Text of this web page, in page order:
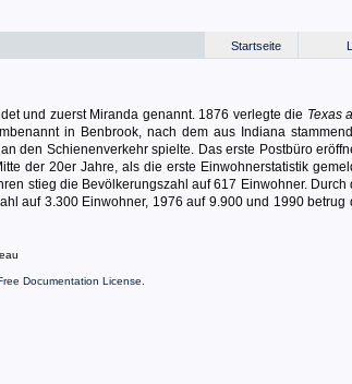
Startseite
und zuerst Miranda genannt. 1876 verlegte die Texas
in Benbrook, nach dem aus Indiana
den Schienenverkehr spielte. Das erste Postbüro
der 20er Jahre, als die erste Einwohnerstatistik
stieg die Bevölkerungszahl auf 617 Einwohner. Durch
auf 3.300 Einwohner, 1976 auf 9.900 und 1990 betrug
Documentation License